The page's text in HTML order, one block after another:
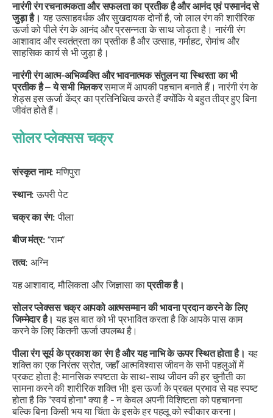
नारंगी रंग रचनात्मकता और सफलता का प्रतीक है और आनंद एवं परमानंद से
जुड़ा है।यह उत्साहवर्धक और सुखदायक दोनों है, जो लाल रंग की शारीरिक
ऊर्जा को पीले रंग के आनंद और प्रसन्नता के साथ जोड़ता है। नारंगी रंग
आशावाद और स्वतंत्रता का प्रतीक है और उत्साह, गर्माहट, रोमांच और
साहसिक कार्य से भी जुड़ा है।
नारंगी रंग आत्म-अभिव्यक्ति और भावनात्मक संतुलन या स्थिरता का भी
प्रतीक है – ये सभी मिलकरसमाज में आपकी पहचान बनाते हैं। नारंगी रंग के
शेड्स इस ऊर्जा केंद्र का प्रतिनिधित्व करते हैं क्योंकि ये बहुत तीव्र हुए बिना
जीवंत होते हैं।
सोलर प्लेक्सस चक्र
संस्कृत नाम: मणिपुरा
स्थान: ऊपरी पेट
चक्र का रंग: पीला
बीज मंत्र: “राम”
तत्व: अग्नि
यह आशावाद, मौलिकता और जिज्ञासा काप्रतीक है।
सोलर प्लेक्सस चक्र आपको आत्मसम्मान की भावना प्रदान करने के लिए
जिम्मेदार है। यह इस बात को भी प्रभावित करता है कि आपके पास काम
करने के लिए कितनी ऊर्जा उपलब्ध है।
पीला रंग सूर्य के प्रकाश का रंग है और यह नाभि के ऊपर स्थित होता है। यह
शक्ति का एक निरंतर स्रोत, जहाँ आत्मविश्वास जीवन के सभी पहलुओं में
प्रकट होता है: मानसिक स्पष्टता के साथ-साथ जीवन की हर चुनौती का
सामना करने की शारीरिक शक्ति भी! इस ऊर्जा के प्रबल प्रभाव से यह स्पष्ट
होता है कि "स्वयं होना" क्या है - न केवल अपनी विशिष्टता को पहचानना
बल्कि बिना किसी भय या चिंता के इसके हर पहलू को स्वीकार करना।